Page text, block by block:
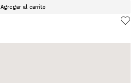
Agregar al carrito